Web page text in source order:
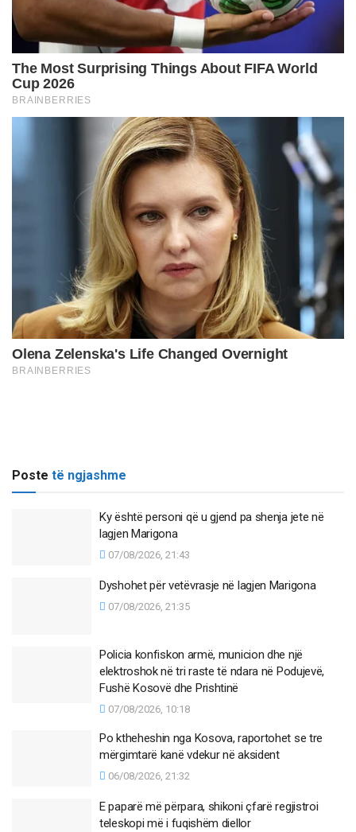
Poste të ngjashme
Ky është personi që u gjend pa shenja jete në
lagjen Marigona
07/08/2026, 21:43
Dyshohet për vetëvrasje në lagjen Marigona
07/08/2026, 21:35
Policia konfiskon armë, municion dhe një
elektroshok në tri raste të ndara në Podujevë,
Fushë Kosovë dhe Prishtinë
07/08/2026, 10:18
Po ktheheshin nga Kosova, raportohet se tre
mërgimtarë kanë vdekur në aksident
06/08/2026, 21:32
E paparë më përpara, shikoni çfarë regjistroi
teleskopi më i fuqishëm diellor